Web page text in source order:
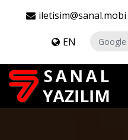
iletisim@sanal.mobi
EN